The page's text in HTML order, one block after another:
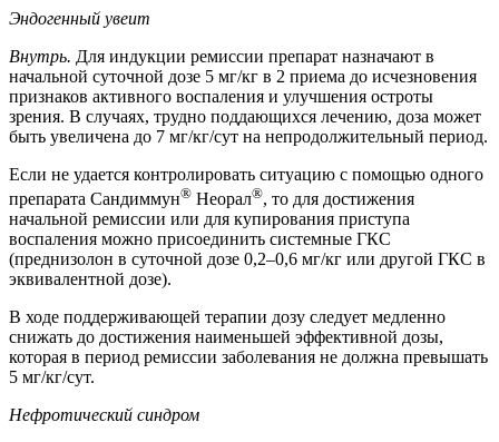
Эндогенный увеит
Внутрь. Для индукции ремиссии препарат назначают в
начальной суточной дозе 5 мг/кг в 2 приема до исчезновения
признаков активного воспаления и улучшения остроты
зрения. В случаях, трудно поддающихся лечению, доза может
быть увеличена до 7 мг/кг/сут на непродолжительный период.
Если не удается контролировать ситуацию с помощью одного
препарата Сандиммун® Неорал®, то для достижения
начальной ремиссии или для купирования приступа
воспаления можно присоединить системные ГКС
(преднизолон в суточной дозе 0,2–0,6 мг/кг или другой ГКС в
эквивалентной дозе).
В ходе поддерживающей терапии дозу следует медленно
снижать до достижения наименьшей эффективной дозы,
которая в период ремиссии заболевания не должна превышать
5 мг/кг/сут.
Нефротический синдром